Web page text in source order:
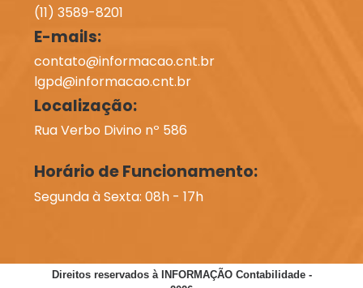
(11) 3589-8201
E-mails:
contato@informacao.cnt.br
lgpd@informacao.cnt.br
Localização:
Rua Verbo Divino nº 586
Horário de Funcionamento:
Segunda à Sexta: 08h - 17h
Direitos reservados à INFORMAÇÃO Contabilidade -